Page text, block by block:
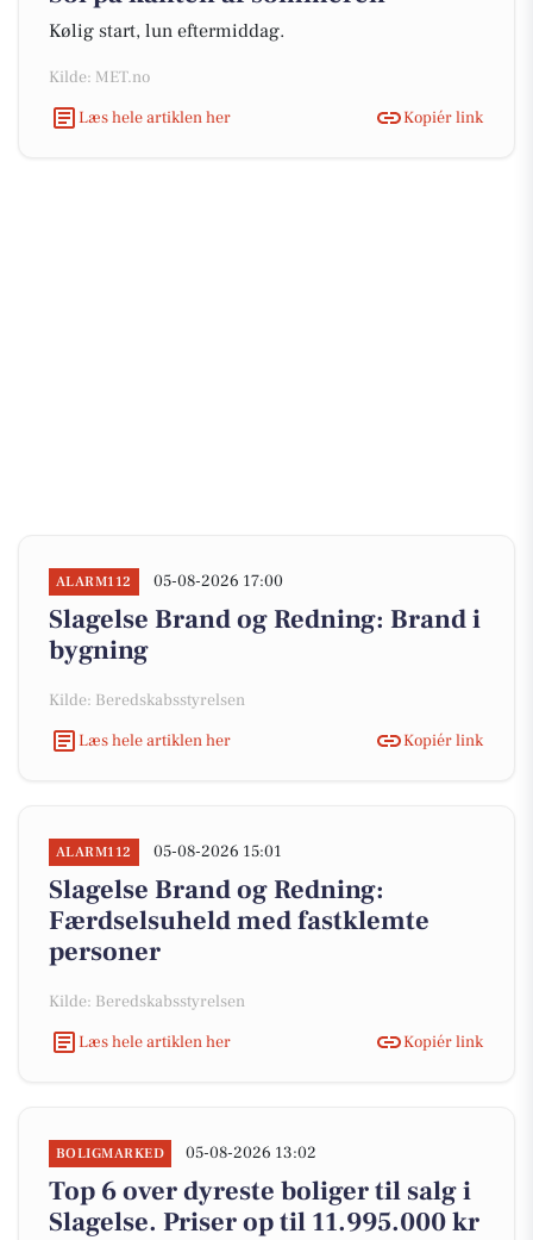
Kølig start, lun eftermiddag.
Kilde: MET.no
Læs hele artiklen her
Kopiér link
ALARM112 05-08-2026 17:00
Slagelse Brand og Redning: Brand i
bygning
Kilde: Beredskabsstyrelsen
Læs hele artiklen her
Kopiér link
ALARM112 05-08-2026 15:01
Slagelse Brand og Redning:
Færdselsuheld med fastklemte
personer
Kilde: Beredskabsstyrelsen
Læs hele artiklen her
Kopiér link
BOLIGMARKED 05-08-2026 13:02
Top 6 over dyreste boliger til salg i
Slagelse. Priser op til 11.995.000 kr